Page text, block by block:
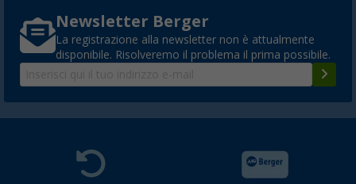
Newsletter Berger
La registrazione alla newsletter non è attualmente
disponibile. Risolveremo il problema il prima possibile.